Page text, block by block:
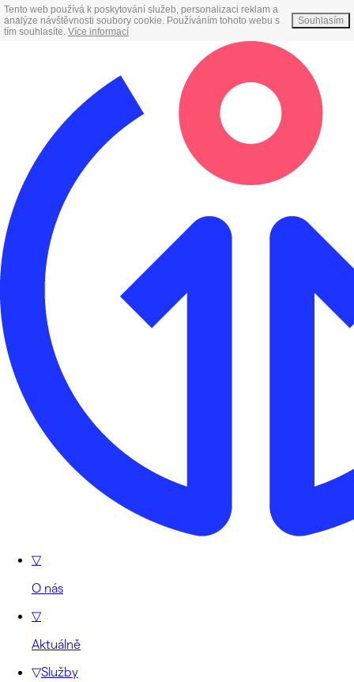
Tento web používá k poskytování služeb, personalizaci reklam a
analýze návštěvnosti soubory cookie. Používáním tohoto webu s
tím souhlasíte. Více informací
Souhlasím
▽
O nás
▽
Aktuálně
▽Služby